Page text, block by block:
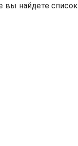
вы найдете список